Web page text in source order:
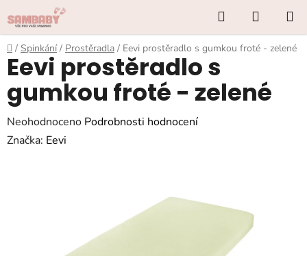
na
obsah
Hledat
KOŠÍK
Domů
/ Spinkání / Prostěradla / Eevi prostěradlo s gumkou froté - zelené
Eevi prostěradlo s
gumkou froté - zelené
Průměrné
hodnocení
Neohodnoceno Podrobnosti hodnocení
Značka: Eevi